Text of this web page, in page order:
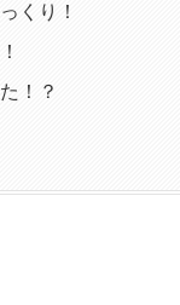
くり！
！？